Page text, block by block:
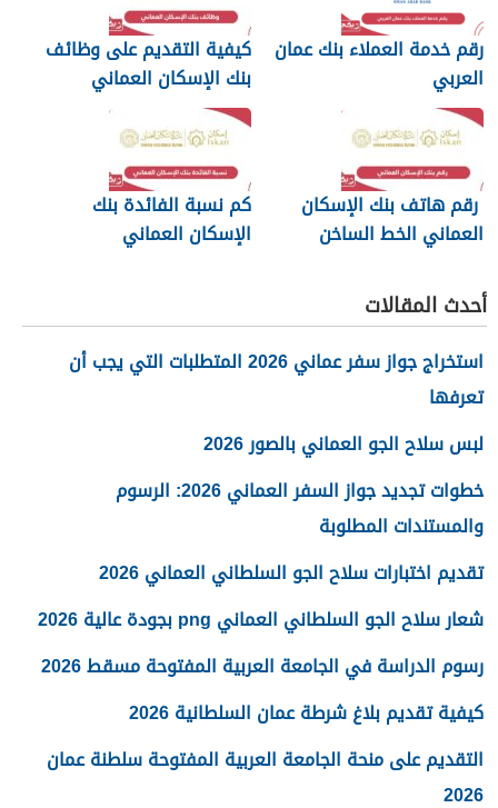
رقم خدمة العملاء بنك عمان
العربي
كيفية التقديم على وظائف
بنك الإسكان العماني
رقم هاتف بنك الإسكان
العماني الخط الساخن
كم نسبة الفائدة بنك
الإسكان العماني
أحدث المقالات
استخراج جواز سفر عماني 2026 المتطلبات التي يجب أن
تعرفها
لبس سلاح الجو العماني بالصور 2026
خطوات تجديد جواز السفر العماني 2026: الرسوم
والمستندات المطلوبة
تقديم اختبارات سلاح الجو السلطاني العماني 2026
شعار سلاح الجو السلطاني العماني png بجودة عالية 2026
رسوم الدراسة في الجامعة العربية المفتوحة مسقط 2026
كيفية تقديم بلاغ شرطة عمان السلطانية 2026
التقديم على منحة الجامعة العربية المفتوحة سلطنة عمان
2026